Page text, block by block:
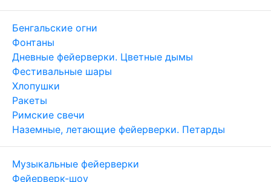
Бенгальские огни
Фонтаны
Дневные фейерверки. Цветные дымы
Фестивальные шары
Хлопушки
Ракеты
Римские свечи
Наземные, летающие фейерверки. Петарды
Музыкальные фейерверки
Фейерверк-шоу